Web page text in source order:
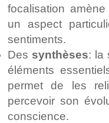
sentiments.
Des synthèses
conscience.